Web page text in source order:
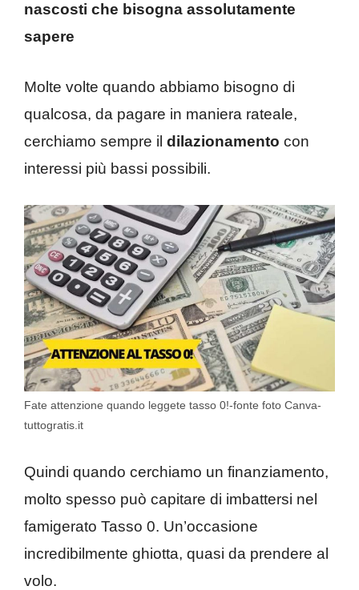
nascosti che bisogna assolutamente
sapere
Molte volte quando abbiamo bisogno di
qualcosa, da pagare in maniera rateale,
cerchiamo sempre il dilazionamento con
interessi più bassi possibili.
Fate attenzione quando leggete tasso 0!-fonte foto Canva-
tuttogratis.it
Quindi quando cerchiamo un finanziamento,
molto spesso può capitare di imbattersi nel
famigerato Tasso 0. Un’occasione
incredibilmente ghiotta, quasi da prendere al
volo.